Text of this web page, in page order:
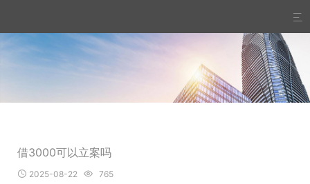

借3000可以立案吗
 2025-08-22  765